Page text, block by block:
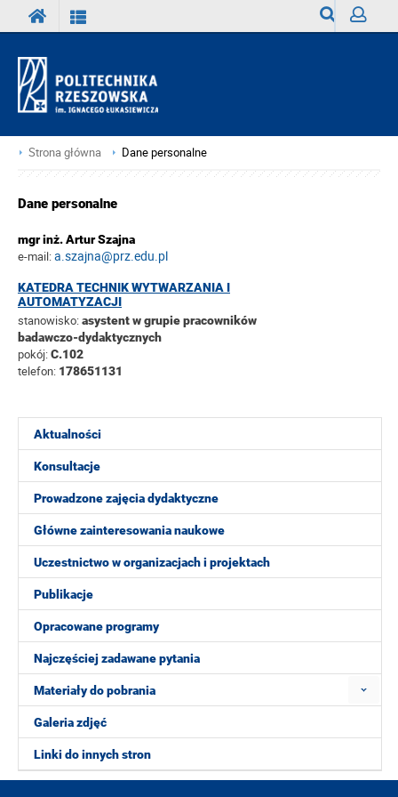
Strona główna Dane personalne
Aktualności
Konsultacje
Prowadzone zajęcia dydaktyczne
Główne zainteresowania naukowe
Uczestnictwo w organizacjach i projektach
Publikacje
Opracowane programy
Najczęściej zadawane pytania
Materiały do pobrania
Galeria zdjęć
Linki do innych stron
Dane personalne
mgr inż. Artur Szajna
e-mail:a.szajna@prz.edu.pl
KATEDRA TECHNIK WYTWARZANIA I
AUTOMATYZACJI
stanowisko:asystent w grupie pracowników
badawczo-dydaktycznych
pokój:C.102
telefon: 178651131